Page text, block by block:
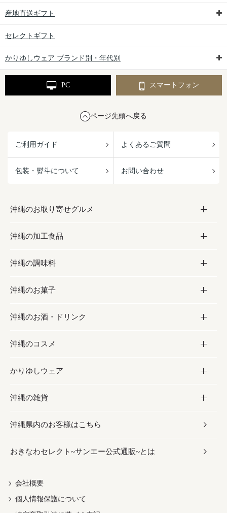
産地直送ギフト
セレクトギフト
かりゆしウェア ブランド別・年代別
PC スマートフォン
ページ先頭へ戻る
ご利用ガイド よくあるご質問
包装・熨斗について お問い合わせ
沖縄のお取り寄せグルメ
お取り寄せグルメ
フルーツ・野菜
お肉
海産物
沖縄の加工食品
加工食品
缶詰／パウチ
沖縄料理
沖縄そば／乾麺
レトルト食品
乾物／粉類
沖縄の調味料
調味料
砂糖／黒砂糖
塩
お酢／ドレッシング
しょうゆ
みそ
だし／スパイス／島唐辛子
沖縄のお菓子
お菓子
黒糖
ちんすこう
伝統菓子
スナック
おつまみ
紅芋
沖縄のお酒・ドリンク
お酒・ドリンク
泡盛
ビール・チューハイ
ワイン・ウィスキー・カクテル
ドリンク
茶葉
沖縄のコスメ
コスメ
スキンケア
ボディケア
ヘアケア
UVケア
かりゆしウェア
かりゆしウェア
メンズ
レディース
沖縄の雑貨
雑貨
沖縄ファッション
伝統工芸品
沖縄県内のお客様はこちら
おきなわセレクト~サンエー公式通販~とは
会社概要
個人情報保護について